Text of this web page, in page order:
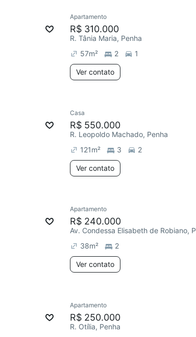
Apartamento
R$ 310.000
R. Tânia Maria, Penha
57m² 2 1
Ver contato
Casa
R$ 550.000
R. Leopoldo Machado, Penha
121m² 3 2
Ver contato
Apartamento
R$ 240.000
38m² 2
Ver contato
Apartamento
R$ 250.000
R. Otília, Penha